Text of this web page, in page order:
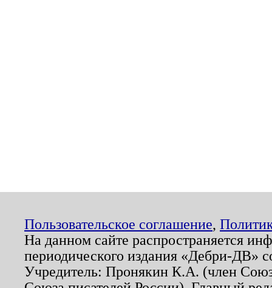
Пользовательское соглашение,
На данном сайте распространяется
периодического издания «Дебри-ДВ»
Учредитель: Пронякин К.А. (член